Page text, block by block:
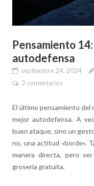
Pensamiento
autodefensa
septiembre 24, 2024
2 comentarios
El último pensamiento del
mejor autodefensa. A
buen ataque, sino un
no, una actitud «borde».
manera directa, pero
grosería gratuita.